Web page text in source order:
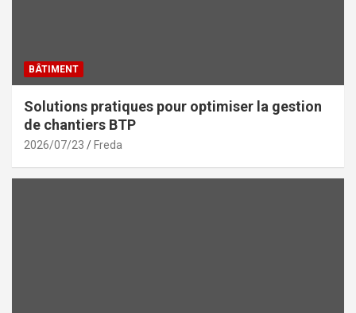
BÂTIMENT
Solutions pratiques pour optimiser la gestion
de chantiers BTP
2026/07/23 Freda